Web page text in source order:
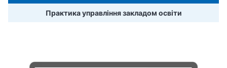
Практика управління закладом освіти